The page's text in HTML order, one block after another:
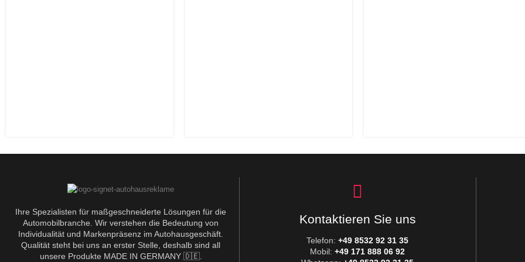
Ihre Spezialisten für maßgeschneiderte Lösungen für die
Automobilbranche. Wir verstehen die Bedeutung von
Individualität und Markenpräsenz im Autohausgeschäft.
Qualität steht bei uns an erster Stelle, deshalb sind all
unsere Produkte MADE IN GERMANY 🇩🇪.
Kontaktieren Sie uns
Telefon:+49 8532 92 31 35
Mobil:+49 171 888 06 92